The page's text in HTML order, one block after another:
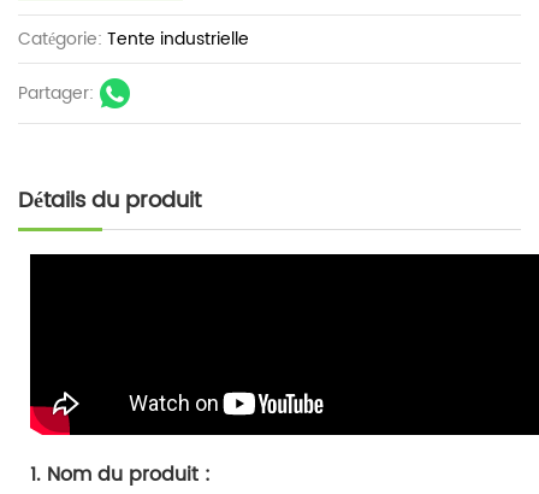
Catégorie: Tente industrielle
Partager:
Détails du produit
1. Nom du produit :